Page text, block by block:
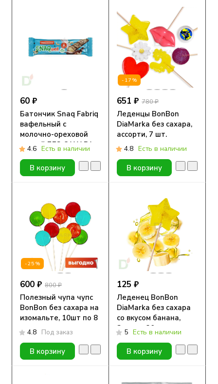
60 ₽
Батончик Snaq Fabriq
вафельный с
молочно-ореховой
пастой БЕЗ САХАРА
20гр
4.6 Есть в наличии
В корзину
-17%
651 ₽ 780 ₽
Леденцы BonBon
DiaMarka без сахара,
ассорти, 7 шт.
4.8 Есть в наличии
В корзину
-25%
600 ₽ 800 ₽
Полезный чупа чупс
BonBon без сахара на
изомальте, 10шт по 8
гр.4.8 Под заказ
В корзину
125 ₽
Леденец BonBon
DiaMarka без сахара
со вкусом банана,
Звезда, 20 гр.
5 Есть в наличии
В корзину